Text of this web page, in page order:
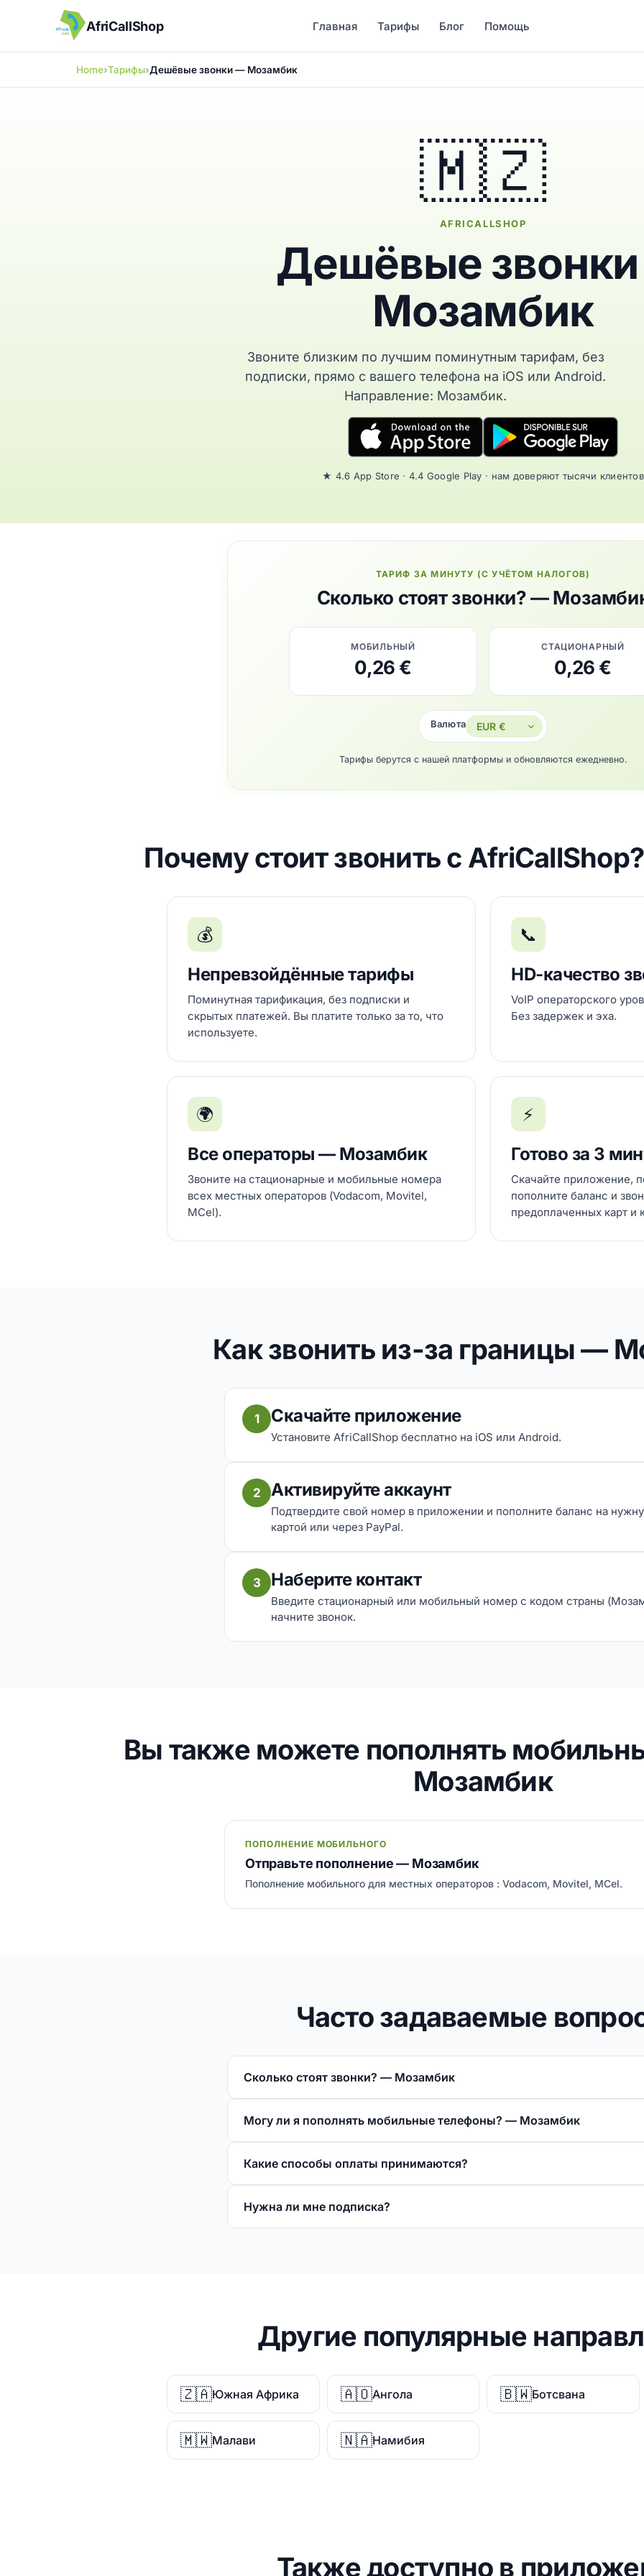
AfriCallShop Главная Тарифы Блог Помощь
Home Тарифы Дешёвые звонки — Мозамбик
🇲🇿
AFRICALLSHOP
Дешёвые
Мозамбик
Звоните близким по лучшим поминутным тарифам, без
подписки, прямо с вашего телефона на iOS или Android.
Направление: Мозамбик.
★ 4.6 App Store · 4.4 Google Play · нам доверяют тысячи клиентов
ТАРИФ ЗА МИНУТУ (С УЧЁТОМ НАЛОГОВ)
Сколько стоят звонки? —
МОБИЛЬНЫЙ
0,26 €
СТАЦИОНАРНЫЙ
0,26 €
Валюта
Тарифы берутся с нашей платформы и обновляются ежедневно.
Почему стоит звонить с
💰
Непревзойдённые тарифы
Поминутная тарификация, без подписки и
скрытых платежей. Вы платите только за то, что
используете.
📞
HD-качество
VoIP операторского
Без задержек и эха.
🌍
Все операторы — Мозамбик
Звоните на стационарные и мобильные номера
всех местных операторов (Vodacom, Movitel,
MCel).
⚡
Готово за 3
Скачайте приложение,
пополните баланс и
предоплаченных карт и
Как звонить из-за границы —
1 Скачайте приложение
Установите AfriCallShop бесплатно на iOS или Android.
2 Активируйте аккаунт
Подтвердите свой номер в приложении и пополните баланс на
картой или через PayPal.
3 Наберите контакт
Введите стационарный или мобильный номер с кодом страны
начните звонок.
Вы также можете пополнять
Мозамбик
ПОПОЛНЕНИЕ МОБИЛЬНОГО
Отправьте пополнение — Мозамбик
Пополнение мобильного для местных операторов : Vodacom, Movitel, MCel.
Часто задаваемые
Сколько стоят звонки? — Мозамбик
Могу ли я пополнять мобильные телефоны? — Мозамбик
Какие способы оплаты принимаются?
Нужна ли мне подписка?
Другие популярные
🇿🇦Южная Африка 🇦🇴Ангола 🇧🇼Ботсвана
🇲🇼Малави 🇳🇦Намибия
Также доступно в